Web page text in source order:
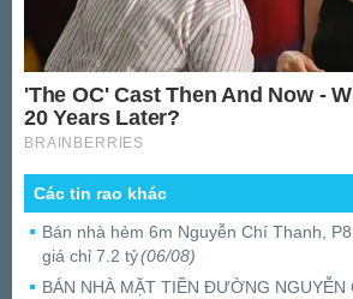
Các tin rao khác
Bán nhà hẻm 6m Nguyễn Chí Thanh,
giá chỉ 7.2 tỷ(06/08)
BÁN NHÀ MẶT TIỀN ĐƯỜNG NGUYỄN